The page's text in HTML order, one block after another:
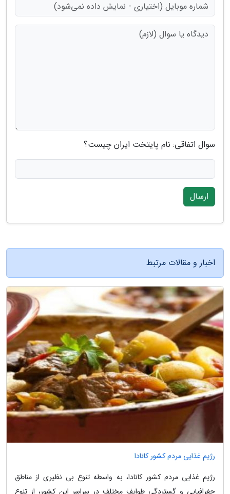
سوال اتفاقی: نام پایتخت ایران چیست؟
ارسال
اخبار و مقالات مرتبط
رژیم غذایی مردم کشور کانادا
رژیم غذایی مردم کشور کانادا، به واسطه تنوع بی نظیری از مناطق
جغرافیایی و گستردگی طوایف مختلف در سراسر این کشور، از تنوع